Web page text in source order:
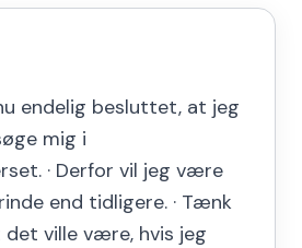
endelig besluttet, at jeg
mig i
· Derfor vil jeg være
end tidligere. · Tænk
ville være, hvis jeg